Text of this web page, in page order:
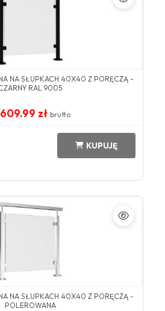
NA SŁUPKACH 40X40 Z PORĘCZĄ -
RAL 9005
609.99 zł brutto
KUPUJĘ
NA SŁUPKACH 40X40 Z PORĘCZĄ -
POLEROWANA